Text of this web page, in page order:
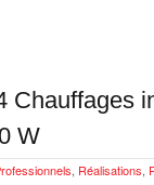
Chauffages
W
, Réalisations,